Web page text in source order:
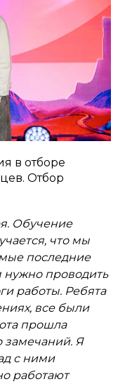
в отборе
Отбор
Обучение
что мы
последние
нужно проводить
работы. Ребята
все были
прошла
замечаний. Я
с ними
работают